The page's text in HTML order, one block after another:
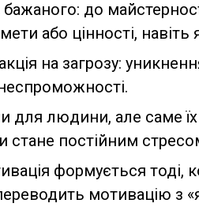
до
або цінності,
на загрозу:
для людини, але саме
стане постійним
формується тоді,
мотивацію з